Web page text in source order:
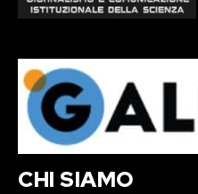
CHI SIAMO